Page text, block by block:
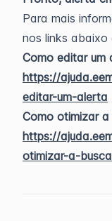
Para mais
nos links abaixo
Como editar um
https://
editar-um-alerta
Como otimizar
https://
otimizar-a-